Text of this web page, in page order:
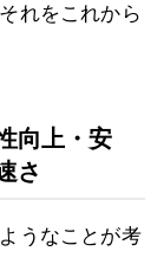
れをこれから
向上・安
さ
うなことが考